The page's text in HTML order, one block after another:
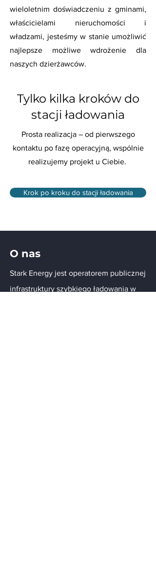
wieloletnim doświadczeniu z gminami,
właścicielami nieruchomości i
władzami, jesteśmy w stanie umożliwić
najlepsze możliwe wdrożenie dla
naszych dzierżawców.
Tylko kilka kroków do
stacji ładowania
Prosta realizacja – od pierwszego
kontaktu po fazę operacyjną, wspólnie
realizujemy projekt u Ciebie.
Krok po kroku do stacji ładowania
O nas
Stark Energy jest operatorem publicznej
infrastruktury szybkiego ładowania w